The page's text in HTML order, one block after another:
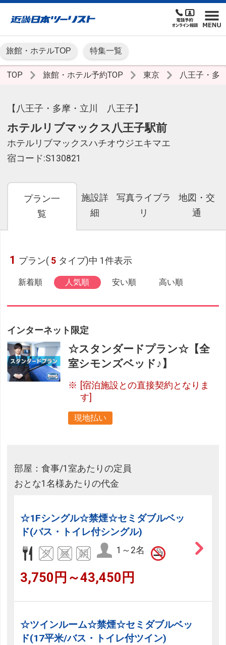
旅館・ホテルTOP 特集一覧
TOP 旅館・ホテル予約TOP 東京 八王子・多
【八王子・多摩・立川 八王子】
ホテルリブマックス八王子駅前
ホテルリブマックスハチオウジエキマエ
宿コード:S130821
プラン一
覧
施設詳
細
写真ライブラ
リ
地図・交
通
1 プラン( 5 タイプ)中 1件表示
新着順 人気順 安い順 高い順
インターネット限定
☆スタンダードプラン☆【全
室シモンズベッド♪】
[宿泊施設との直接契約となりま
す]
現地払い
部屋：食事/1室あたりの定員
おとな1名様あたりの代金
☆1Fシングル☆禁煙☆セミダブルベッ
ド(バス・トイレ付シングル)
1～2名
3,750円～43,450円
☆ツインルーム☆禁煙☆セミダブルベッ
ド(17平米/バス・トイレ付ツイン)